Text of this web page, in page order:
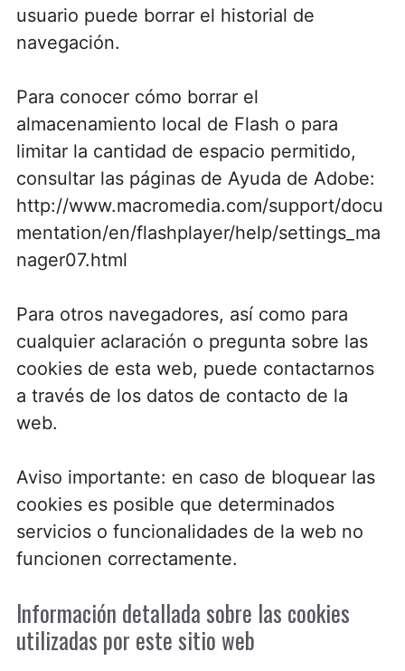
usuario puede borrar el historial de
navegación.
Para conocer cómo borrar el
almacenamiento local de Flash o para
limitar la cantidad de espacio permitido,
consultar las páginas de Ayuda de Adobe:
http://www.macromedia.com/support/docu
mentation/en/flashplayer/help/settings_ma
nager07.html
Para otros navegadores, así como para
cualquier aclaración o pregunta sobre las
cookies de esta web, puede contactarnos
a través de los datos de contacto de la
web.
Aviso importante: en caso de bloquear las
cookies es posible que determinados
servicios o funcionalidades de la web no
funcionen correctamente.
Información detallada sobre las cookies
utilizadas por este sitio web